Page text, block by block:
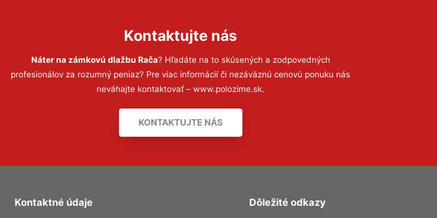
Kontaktujte nás
Náter na zámkovú dlažbu Rača? Hľadáte na to skúsených a zodpovedných
profesionálov za rozumný peniaz? Pre viac informácií či nezáväznú cenovú ponuku nás
neváhajte kontaktovať – www.polozime.sk.
KONTAKTUJTE NÁS
Kontaktné údaje Dôležité odkazy